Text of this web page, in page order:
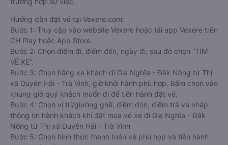
Hướng dẫn đặt vé tại Vexere.com:
Bước 1: Truy cập vào website Vexere hoặc tải app Vexere trên
CH Play hoặc App Store.
Bước 2: Chọn điểm đi, điểm đến, ngày đi, sau đó chọn “TÌM
VÉ XE”.
Bước 3: Chọn hãng xe khách đi Gia Nghĩa - Đắk Nông từ Thị
xã Duyên Hải - Trà Vinh, giờ khởi hành phù hợp. Bấm chọn vào
khung giờ quý khách muốn đi để tiến hành đặt vé.
Bước 4: Chọn vị trí/giường ghế, điểm đón, điểm trả và nhập
thông tin hành khách khi đặt mua vé xe đi Gia Nghĩa - Đắk
Nông từ Thị xã Duyên Hải - Trà Vinh
Bước 5: Chọn hình thức thanh toán vé phù hợp và tiến hành